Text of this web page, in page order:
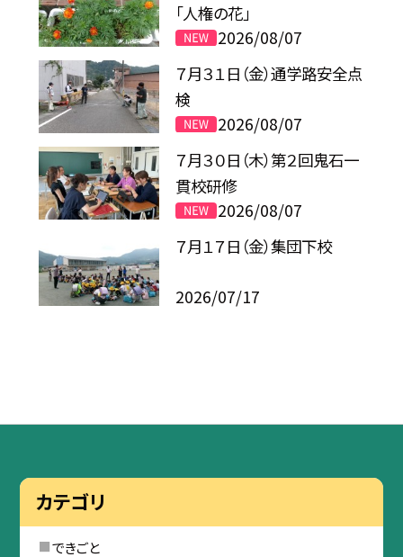
「人権の花」
2026/08/07
７月３１日（金）通学路安全点
検
2026/08/07
７月３０日（木）第２回鬼石一
貫校研修
2026/08/07
７月１７日（金）集団下校
2026/07/17
カテゴリ
できごと